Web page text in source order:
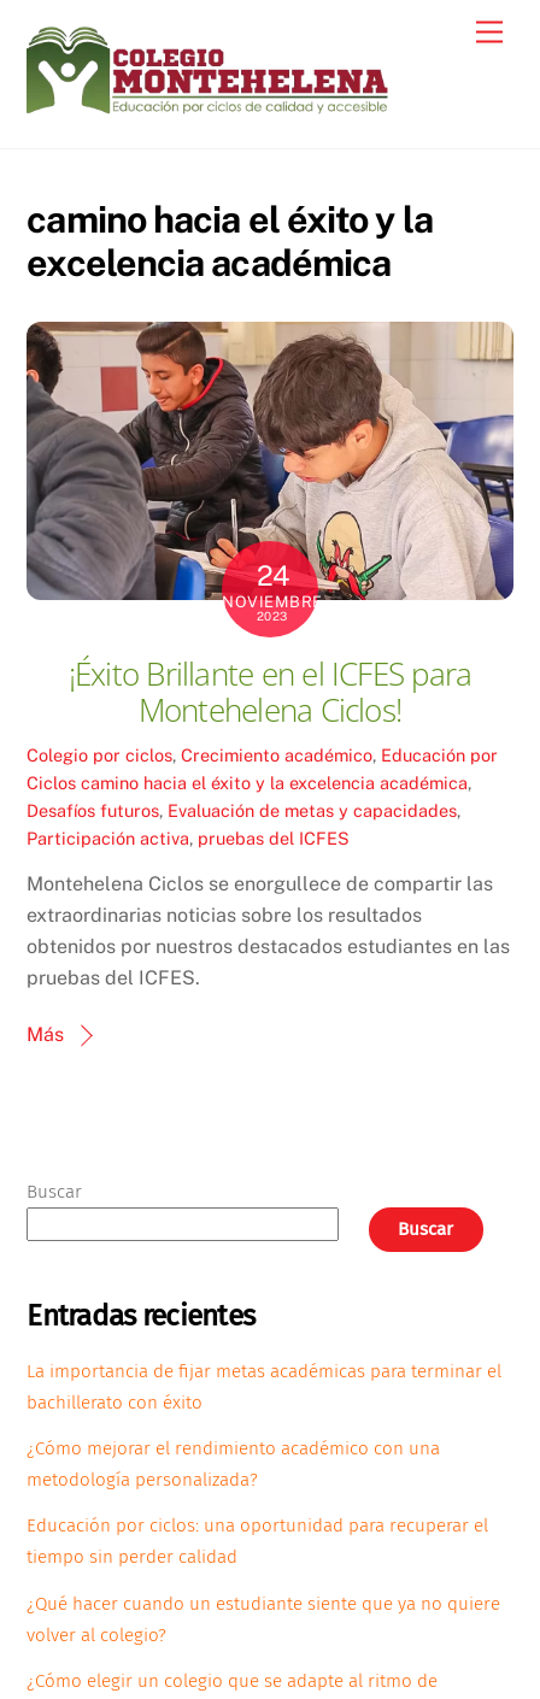
content
camino hacia el éxito y la
excelencia académica
24
NOVIEMBRE
2023
¡Éxito Brillante en el ICFES para
Montehelena Ciclos!
Colegio por ciclos,Crecimiento académico, Educación por
Ciclos camino hacia el éxito y la excelencia académica,
Desafíos futuros, Evaluación de metas y capacidades,
Participación activa, pruebas del ICFES
Montehelena Ciclos se enorgullece de compartir las
extraordinarias noticias sobre los resultados
obtenidos por nuestros destacados estudiantes en las
pruebas del ICFES.
Más
Buscar
Buscar
Entradas recientes
La importancia de fijar metas académicas para terminar el
bachillerato con éxito
¿Cómo mejorar el rendimiento académico con una
metodología personalizada?
Educación por ciclos: una oportunidad para recuperar el
tiempo sin perder calidad
¿Qué hacer cuando un estudiante siente que ya no quiere
volver al colegio?
¿Cómo elegir un colegio que se adapte al ritmo de